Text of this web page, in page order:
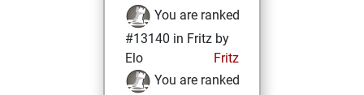
You are ranked
#13140 in Fritz by
Elo
Fritz
You are ranked